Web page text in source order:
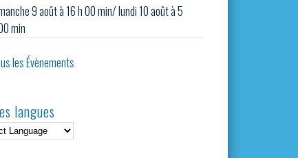
9 août à 16 h 00 min/lundi 10 août à 5
min
les Évènements
langues